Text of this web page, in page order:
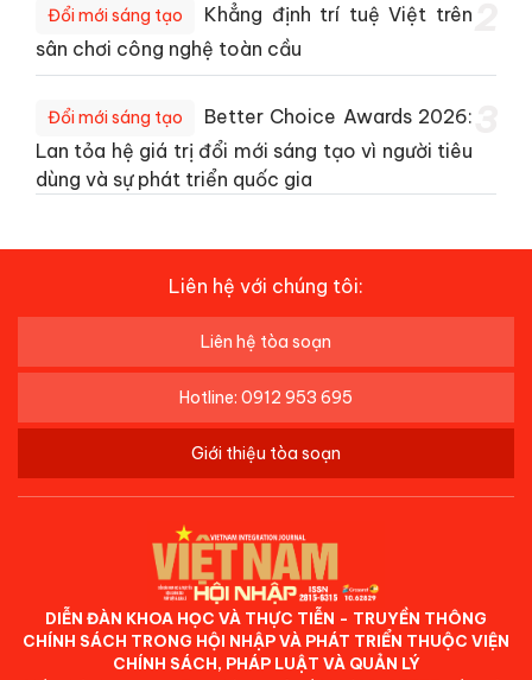
Đổi mới sáng tạo
Khẳng định trí tuệ Việt trên
sân chơi công nghệ toàn cầu
Đổi mới sáng tạo
Better Choice Awards 2026:
Lan tỏa hệ giá trị đổi mới sáng tạo vì người tiêu
dùng và sự phát triển quốc gia
Liên hệ với chúng tôi:
Liên hệ tòa soạn
Hotline: 0912 953 695
Giới thiệu tòa soạn
DIỄN ĐÀN KHOA HỌC VÀ THỰC TIỄN - TRUYỀN THÔNG
CHÍNH SÁCH TRONG HỘI NHẬP VÀ PHÁT TRIỂN THUỘC VIỆN
CHÍNH SÁCH, PHÁP LUẬT VÀ QUẢN LÝ